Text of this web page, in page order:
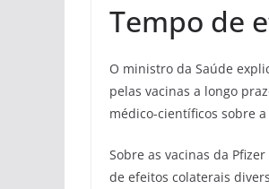
Tempo de
O ministro da Saúde
pelas vacinas a longo
médico-científicos sobre
Sobre as vacinas da
de efeitos colaterais